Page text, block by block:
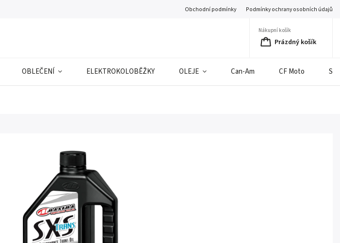
Obchodní podmínky Podmínky ochrany osobních údajů
Nákupní košík
Prázdný košík
OBLEČENÍ ELEKTROKOLOBĚŽKY OLEJE Can-Am CF Moto